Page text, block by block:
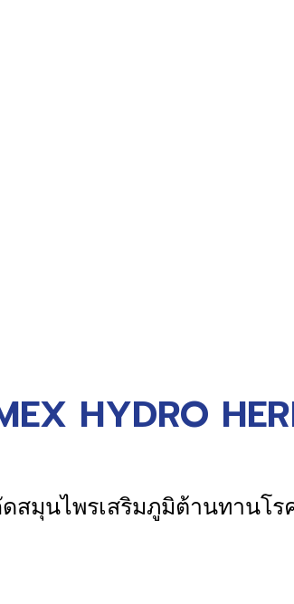
HYDRO
สมุนไพรเสริมภูมิต้านทานโร